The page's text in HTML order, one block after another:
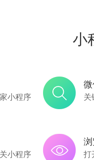
小
小程序 关
小程序 打